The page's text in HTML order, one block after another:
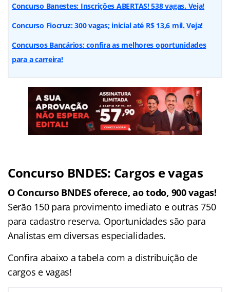
Concurso Banestes: Inscrições ABERTAS! 538 vagas. Veja!
Concurso Fiocruz: 300 vagas; inicial até R$ 13,6 mil. Veja!
Concursos Bancários: confira as melhores oportunidades
para a carreira!
Concurso BNDES: Cargos e vagas
O Concurso BNDES oferece, ao todo, 900 vagas!
Serão 150 para provimento imediato e outras 750
para cadastro reserva. Oportunidades são para
Analistas em diversas especialidades.
Confira abaixo a tabela com a distribuição de
cargos e vagas!